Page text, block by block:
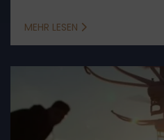
MEHR LESEN